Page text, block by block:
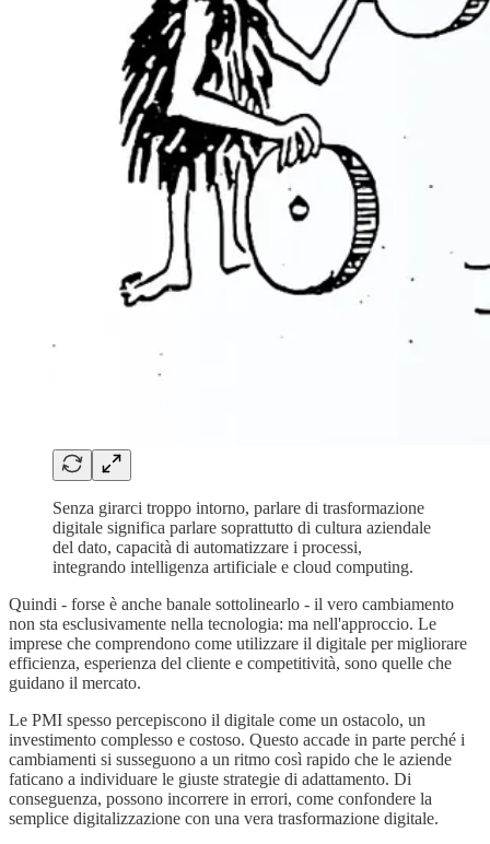
Senza girarci troppo intorno, parlare di trasformazione
digitale significa parlare soprattutto di cultura aziendale
del dato, capacità di automatizzare i processi,
integrando intelligenza artificiale e cloud computing.
Quindi - forse è anche banale sottolinearlo - il vero cambiamento
non sta esclusivamente nella tecnologia: ma nell'approccio. Le
imprese che comprendono come utilizzare il digitale per migliorare
efficienza, esperienza del cliente e competitività, sono quelle che
guidano il mercato.
Le PMI spesso percepiscono il digitale come un ostacolo, un
investimento complesso e costoso. Questo accade in parte perché i
cambiamenti si susseguono a un ritmo così rapido che le aziende
faticano a individuare le giuste strategie di adattamento. Di
conseguenza, possono incorrere in errori, come confondere la
semplice digitalizzazione con una vera trasformazione digitale.